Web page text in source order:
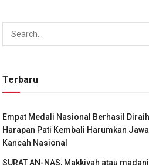
Terbaru
Empat Medali Nasional Berhasil
Harapan Pati Kembali Harumkan
Kancah Nasional
SURAT AN-NAS, Makkiyah atau